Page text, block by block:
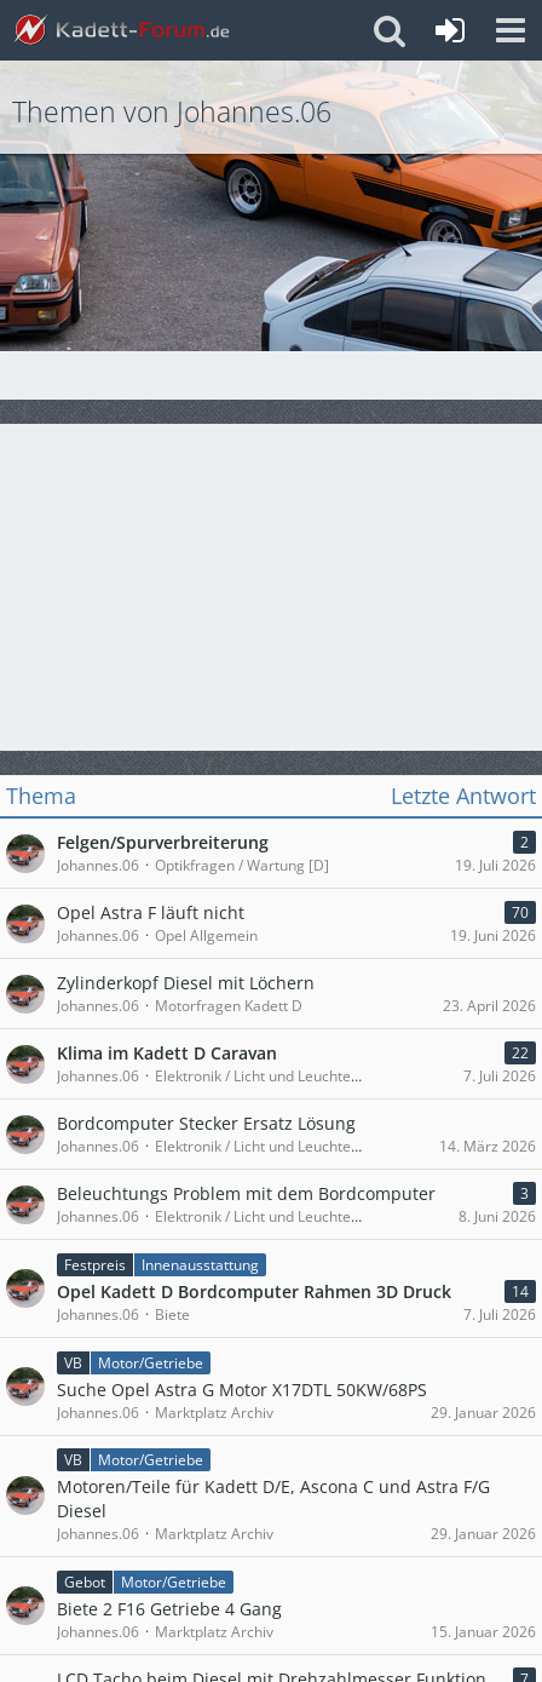
Themen von Johannes.06
Thema Letzte Antwort
Felgen/Spurverbreiterung
2
Johannes.06
Optikfragen / Wartung [D] 19. Juli 2026
Opel Astra F läuft nicht
70
Johannes.06
Opel Allgemein 19. Juni 2026
Zylinderkopf Diesel mit Löchern
Johannes.06 Motorfragen Kadett D 23. April 2026
Klima im Kadett D Caravan
22
Johannes.06
Elektronik / Licht und Leuchten / Innenausstattung [D] 7. Juli 2026
Bordcomputer Stecker Ersatz Lösung
Johannes.06 Elektronik / Licht und Leuchten / Innenausstattung [D] 14. März 2026
Beleuchtungs Problem mit dem Bordcomputer
3
Johannes.06
Elektronik / Licht und Leuchten / Innenausstattung [D] 8. Juni 2026
Festpreis Innenausstattung
Opel Kadett D Bordcomputer Rahmen 3D Druck
14
Johannes.06
Biete 7. Juli 2026
VB Motor/Getriebe
Suche Opel Astra G Motor X17DTL 50KW/68PS
Johannes.06 Marktplatz Archiv 29. Januar 2026
VB Motor/Getriebe
Motoren/Teile für Kadett D/E, Ascona C und Astra F/G
Diesel
Johannes.06 Marktplatz Archiv 29. Januar 2026
Gebot Motor/Getriebe
Biete 2 F16 Getriebe 4 Gang
Johannes.06 Marktplatz Archiv 15. Januar 2026